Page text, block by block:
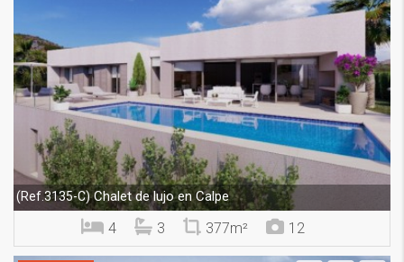
(Ref.3135-C)Chalet de lujo en Calpe
4 3 377m² 12